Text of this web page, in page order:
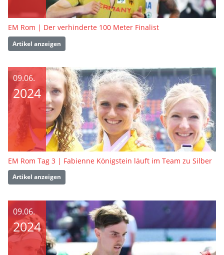
EM Rom | Der verhinderte 100 Meter Finalist
Artikel anzeigen
09.06.
2024
EM Rom Tag 3 | Fabienne Königstein läuft im Team zu Silber
Artikel anzeigen
09.06.
2024